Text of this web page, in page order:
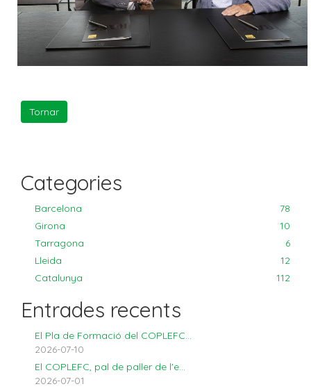
Categories
Barcelona
78
Girona
10
Tarragona
6
Lleida
12
Catalunya
112
Entrades recents
El Pla de Formació del COPLEFC...
2026-07-10
El COPLEFC, pal de paller de l'e...
2026-07-01